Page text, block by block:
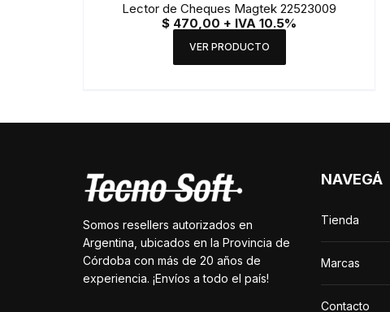
Lector de Cheques Magtek 22523009
$ 470,00 + IVA 10.5%
VER PRODUCTO
Somos resellers autorizados en
Argentina, ubicados en la Provincia de
Córdoba con más de 20 años de
experiencia. ¡Envíos a todo el país!
NAVEGÁ
Tienda
Marcas
Contacto